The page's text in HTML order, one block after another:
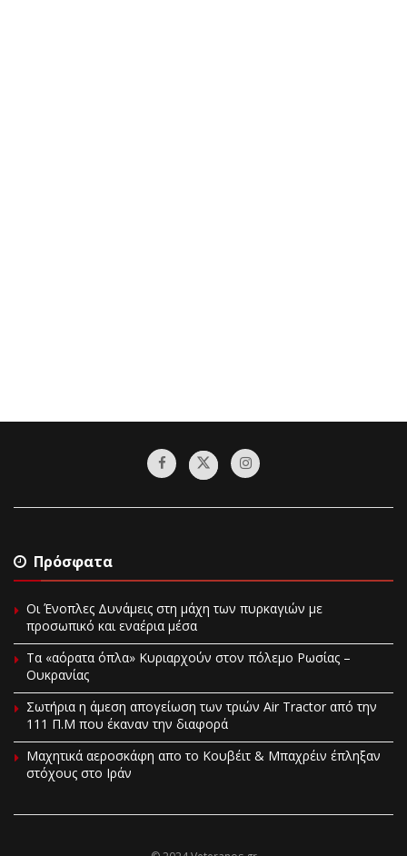
Πρόσφατα
Οι Ένοπλες Δυνάμεις στη μάχη των πυρκαγιών με
προσωπικό και εναέρια μέσα
Τα «αόρατα όπλα» Κυριαρχούν στον πόλεμο Ρωσίας –
Ουκρανίας
Σωτήρια η άμεση απογείωση των τριών Air Tractor από την
111 Π.M που έκαναν την διαφορά
Mαχητικά αεροσκάφη απο το Κουβέιτ & Μπαχρέιν έπληξαν
στόχους στο Ιράν